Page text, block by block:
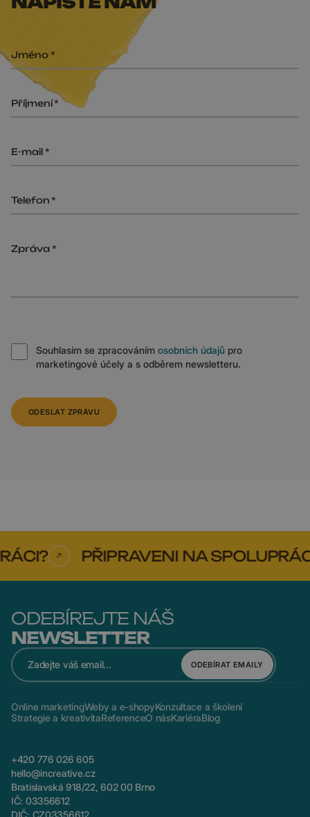
Jméno
Příjmení
E-mail
Telefon
Zpráva
Souhlasím se zpracováním osobních údajů pro
marketingové účely a s odběrem newsletteru.
ODESLAT ZPRÁVU
PŘIPRAVENI NA SPOLUPRÁCI?
ODEBÍREJTE NÁŠ
NEWSLETTER
ODEBÍRAT EMAILY
Online marketingWeby a e-shopyKonzultace a školení
Strategie a kreativitaReferenceO násKariéraBlog
+420 776 026 605
hello@increative.cz
Bratislavská 918/22, 602 00 Brno
IČ: 03356612
DIČ: CZ03356612